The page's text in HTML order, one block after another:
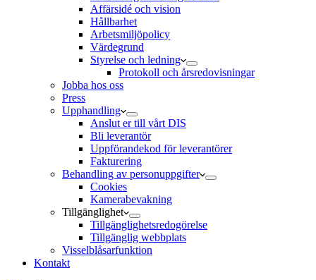
Affärsidé och vision
Hållbarhet
Arbetsmiljöpolicy
Värdegrund
Styrelse och ledning
Protokoll och årsredovisningar
Jobba hos oss
Press
Upphandling
Anslut er till vårt DIS
Bli leverantör
Uppförandekod för leverantörer
Fakturering
Behandling av personuppgifter
Cookies
Kamerabevakning
Tillgänglighet
Tillgänglighetsredogörelse
Tillgänglig webbplats
Visselblåsarfunktion
Kontakt